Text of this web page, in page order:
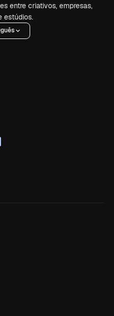
entre criativos, empresas,
estúdios.